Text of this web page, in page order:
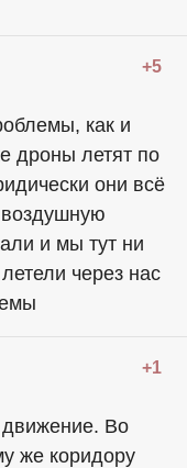
+5
как и
дроны летят по
они всё
и мы тут ни
через нас
+1
Во
же коридору